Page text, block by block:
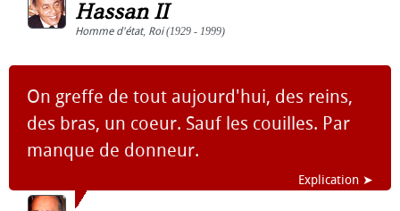
Hassan II
Homme d'état, Roi(1929 - 1999)
On greffe de tout aujourd'hui, des reins,
des bras, un coeur. Sauf les couilles. Par
manque de donneur.
Explication ➤